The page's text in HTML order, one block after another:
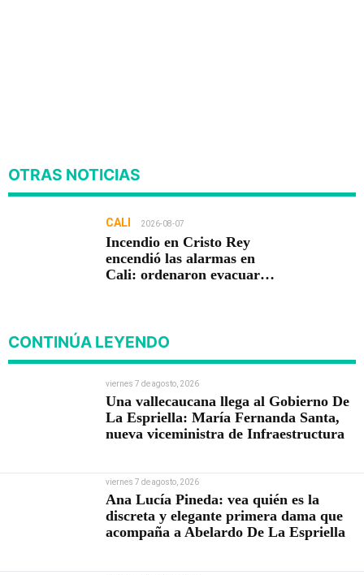
OTRAS NOTICIAS
CALI 2026-08-07
Incendio en Cristo Rey
encendió las alarmas en
Cali: ordenaron evacuar
CONTINÚA LEYENDO
viernes 7 de agosto, 2026
Una vallecaucana llega al Gobierno De
La Espriella: María Fernanda Santa,
nueva viceministra de Infraestructura
viernes 7 de agosto, 2026
Ana Lucía Pineda: vea quién es la
discreta y elegante primera dama que
acompaña a Abelardo De La Espriella